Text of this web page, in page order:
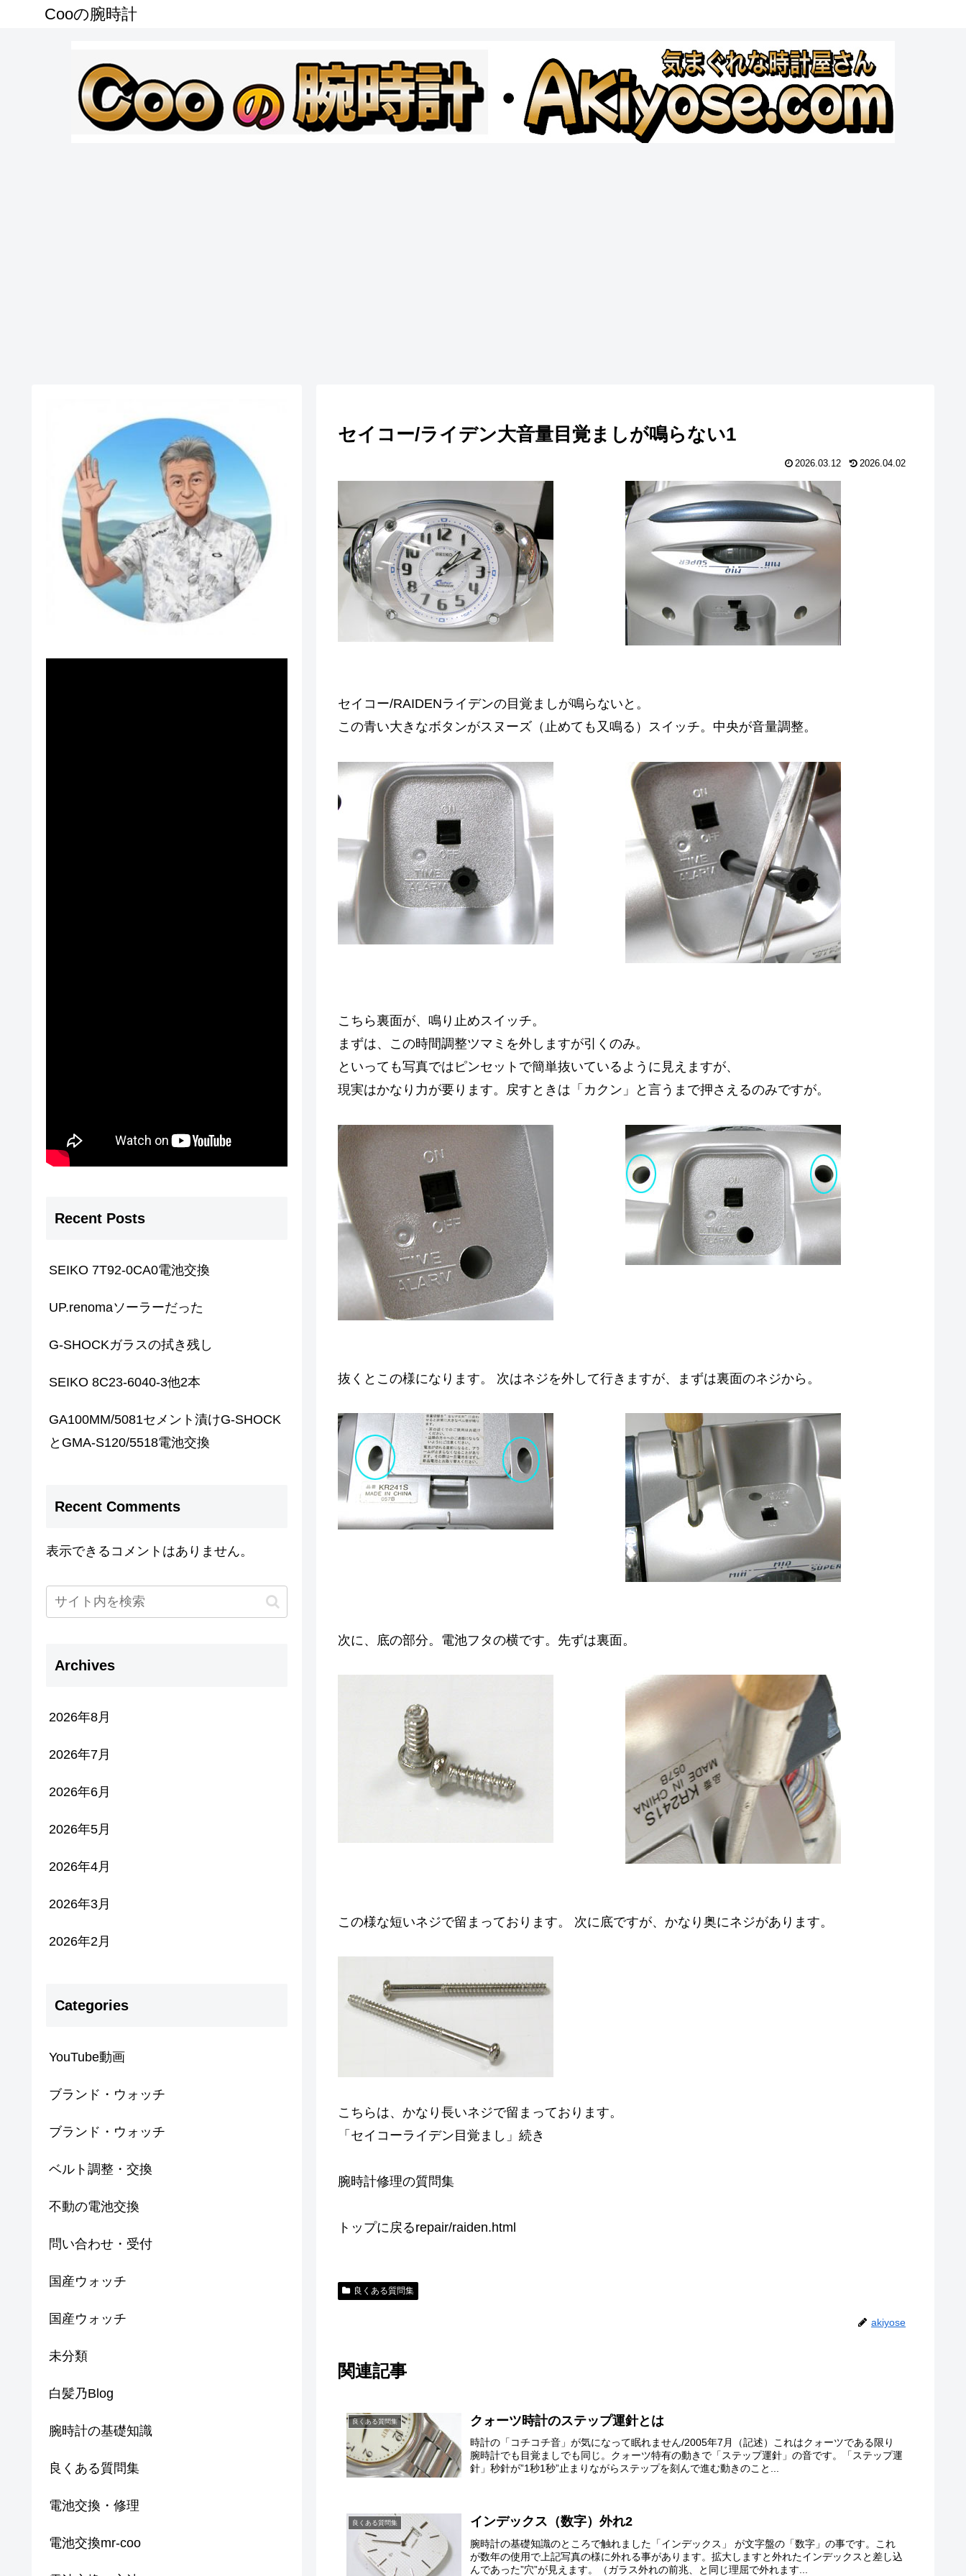
Cooの腕時計
セイコー/ライデン大音量目覚ましが鳴らない1
2026.03.12 2026.04.02
セイコー/RAIDENライデンの目覚ましが鳴らないと。
この青い大きなボタンがスヌーズ（止めても又鳴る）スイッチ。中央が音量調整。
こちら裏面が、鳴り止めスイッチ。
まずは、この時間調整ツマミを外しますが引くのみ。
といっても写真ではピンセットで簡単抜いているように見えますが、
現実はかなり力が要ります。戻すときは「カクン」と言うまで押さえるのみですが。
抜くとこの様になります。 次はネジを外して行きますが、まずは裏面のネジから。
次に、底の部分。電池フタの横です。先ずは裏面。
この様な短いネジで留まっております。 次に底ですが、かなり奥にネジがあります。
こちらは、かなり長いネジで留まっております。
「セイコーライデン目覚まし」続き
腕時計修理の質問集
トップに戻るrepair/raiden.html
良くある質問集
akiyose
関連記事
良くある質問集 クォーツ時計のステップ運針とは
時計の「コチコチ音」が気になって眠れません/2005年7月（記述）これはクォーツである限り
腕時計でも目覚ましでも同じ。クォーツ特有の動きで「ステップ運針」の音です。「ステップ運
針」秒針が”1秒1秒”止まりながらステップを刻んで進む動きのこと...
良くある質問集 インデックス（数字）外れ2
腕時計の基礎知識のところで触れました「インデックス」 が文字盤の「数字」の事です。これ
が数年の使用で上記写真の様に外れる事があります。拡大しますと外れたインデックスと差し込
んであった”穴”が見えます。（ガラス外れの前兆、と同じ理屈で外れます...
Recent Posts
SEIKO 7T92-0CA0電池交換
UP.renomaソーラーだった
G-SHOCKガラスの拭き残し
SEIKO 8C23-6040-3他2本
GA100MM/5081セメント漬けG-SHOCK
とGMA-S120/5518電池交換
Recent Comments
表示できるコメントはありません。
Archives
2026年8月
2026年7月
2026年6月
2026年5月
2026年4月
2026年3月
2026年2月
Categories
YouTube動画
ブランド・ウォッチ
ブランド・ウォッチ
ベルト調整・交換
不動の電池交換
問い合わせ・受付
国産ウォッチ
国産ウォッチ
未分類
白髪乃Blog
腕時計の基礎知識
良くある質問集
電池交換・修理
電池交換mr-coo